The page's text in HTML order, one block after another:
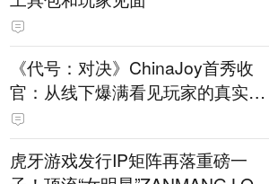
《代号：对决》ChinaJoy首秀收
官：从线下爆满看见玩家的真实期
待
虎牙游戏发行IP矩阵再落重磅一